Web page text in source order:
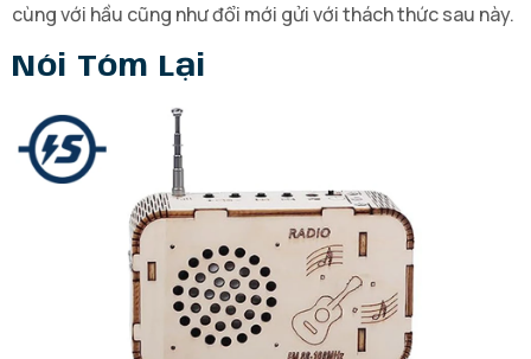
cùng với hầu cũng như đổi mới gửi với thách thức sau này.
Nói Tóm Lại